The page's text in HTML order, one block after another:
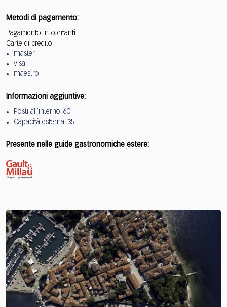
Metodi di pagamento:
Pagamento in contanti
Carte di credito:
master
visa
maestro
Informazioni aggiuntive:
Posti all'interno: 60
Capacità esterna: 35
Presente nelle guide gastronomiche estere: